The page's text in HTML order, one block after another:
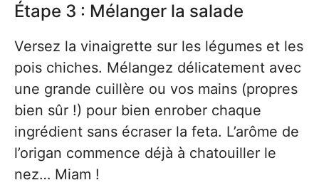
Étape 3 : Mélanger la salade
Versez la vinaigrette sur les légumes et les
pois chiches. Mélangez délicatement avec
une grande cuillère ou vos mains (propres
bien sûr !) pour bien enrober chaque
ingrédient sans écraser la feta. L’arôme de
l’origan commence déjà à chatouiller le
nez… Miam !